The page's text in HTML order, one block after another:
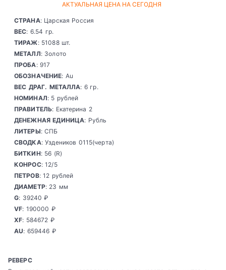
АКТУАЛЬНАЯ ЦЕНА НА СЕГОДНЯ
СТРАНА: Царская Россия
ВЕС: 6.54 гр.
ТИРАЖ: 51088 шт.
МЕТАЛЛ: Золото
ПРОБА: 917
ОБОЗНАЧЕНИЕ: Au
ВЕС ДРАГ. МЕТАЛЛА: 6 гр.
НОМИНАЛ: 5 рублей
ПРАВИТЕЛЬ: Екатерина 2
ДЕНЕЖНАЯ ЕДИНИЦА: Рубль
ЛИТЕРЫ: СПБ
СВОДКА: Уздеников 0115(черта)
БИТКИН: 56 (R)
КОНРОС: 12/5
ПЕТРОВ: 12 рублей
ДИАМЕТР: 23 мм
G: 39240 ₽
VF: 190000 ₽
XF: 584672 ₽
AU: 659446 ₽
РЕВЕРС